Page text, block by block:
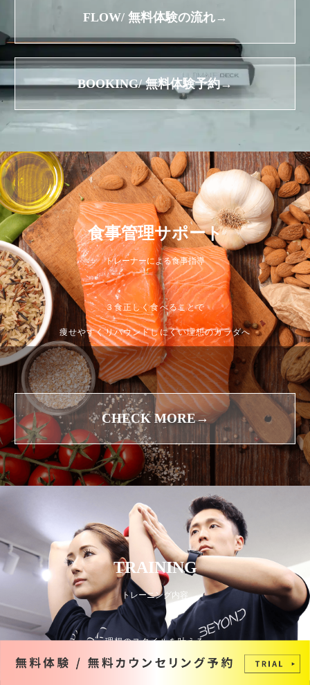
FLOW/ 無料体験の流れ→
BOOKING/ 無料体験予約→
食事管理サポート
トレーナーによる食事指導
３食正しく食べることで
痩せやすくリバウンドしにくい理想のカラダへ
CHECK MORE→
TRAINING
トレーニング内容
理想のスタイルを叶える
ひとりひとりに合わせたトレーニングプログラム。